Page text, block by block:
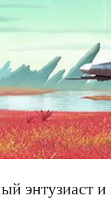
энтузиаст